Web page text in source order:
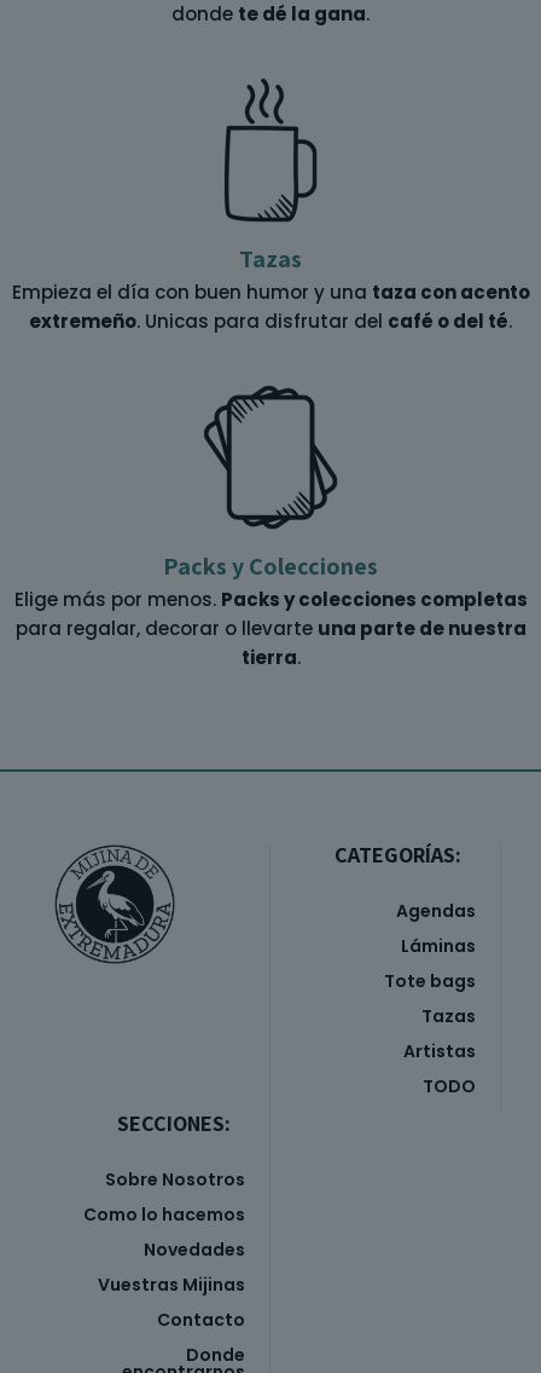
donde te dé la gana.
Tazas
Empieza el día con buen humor y una taza con acento
extremeño. Unicas para disfrutar del café o del té.
Packs y Colecciones
Elige más por menos. Packs y colecciones completas
para regalar, decorar o llevarte una parte de nuestra
tierra.
CATEGORÍAS:
Agendas
Láminas
Tote bags
Tazas
Artistas
TODO
SECCIONES:
Sobre Nosotros
Como lo hacemos
Novedades
Vuestras Mijinas
Contacto
Donde